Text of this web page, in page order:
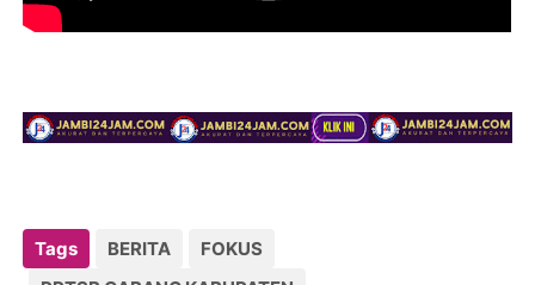
Tags BERITA
FOKUS